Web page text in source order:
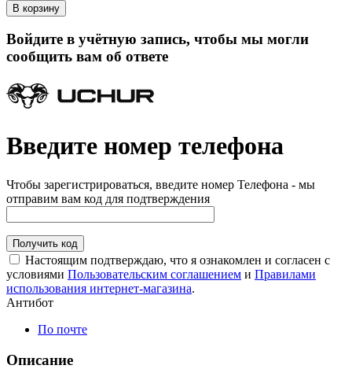
В корзину
Войдите в учётную запись, чтобы мы могли
сообщить вам об ответе
Введите номер телефона
Чтобы зарегистрироваться, введите номер Телефона - мы
отправим вам код для подтверждения
Получить код
Настоящим подтверждаю, что я ознакомлен и согласен с
условиями Пользовательским соглашением и Правилами
использования интернет-магазина.
Антибот
По почте
Описание